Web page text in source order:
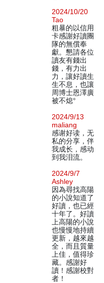
2024/10/20
Tao
粗暴的以信用
卡感謝好讀團
隊的無償奉
獻。懇請各位
讀友有錢出
錢，有力出
力，讓好讀生
生不息，也讓
周博士恩澤廣
被不熄°
2024/9/13
maliang
感谢好读，无
私的分享，伴
我成长，感动
到我泪流。
2024/9/7
Ashley
因為尋找高陽
的小說知道了
好讀，也已經
十年了。好讀
上高陽的小說
也慢慢地持續
更新，越來越
全，而且質量
上佳，值得珍
藏。感謝好
讀！感謝校對
者！